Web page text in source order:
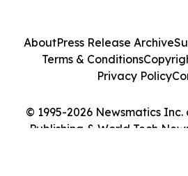
© 1995-2026 Newsmatics
Publishing & World Tech
AboutPress Release Archive
Terms & Conditions
Privacy Policy